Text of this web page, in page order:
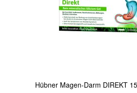
Hübner Magen-Darm DIREKT